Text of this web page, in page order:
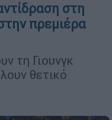
στη
πρεμιέρα
τη Γιουνγκ
θετικό